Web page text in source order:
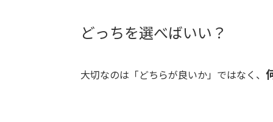
どっちを選べばいい？
大切なのは「どちらが良いか」ではなく、